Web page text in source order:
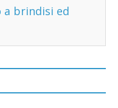
brindisi ed